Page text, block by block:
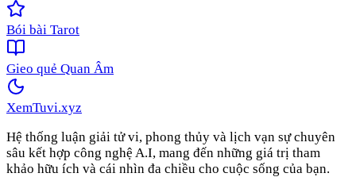
Bói bài Tarot
Gieo quẻ Quan Âm
XemTuvi.xyz
Hệ thống luận giải tử vi, phong thủy và lịch vạn sự chuyên
sâu kết hợp công nghệ A.I, mang đến những giá trị tham
khảo hữu ích và cái nhìn đa chiều cho cuộc sống của bạn.